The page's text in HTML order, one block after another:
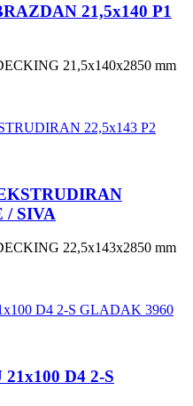
21,5x140 P1
21,5x140x2850 mm
/ SIVA
22,5x143x2850 mm
D4 2-S